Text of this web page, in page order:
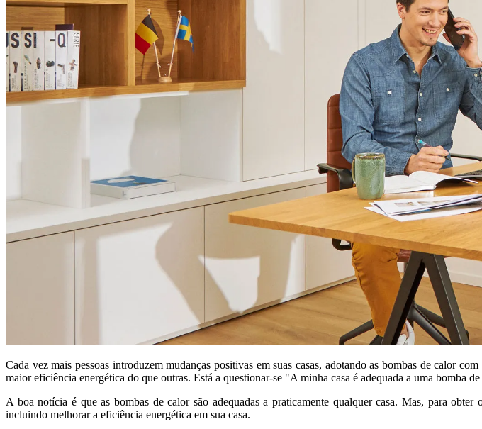
Cada vez mais pessoas introduzem mudanças positivas em suas casas, adotando as bombas de calor
maior eficiência energética do que outras. Está a questionar-se "A minha casa é adequada a uma bomba
A boa notícia é que as bombas de calor são adequadas a praticamente qualquer casa. Mas, para
incluindo melhorar a eficiência energética em sua casa.